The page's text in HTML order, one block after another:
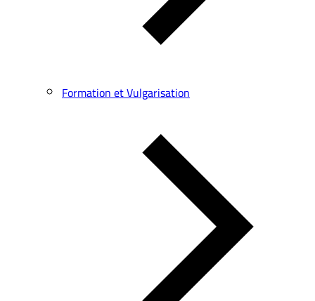
Formation et Vulgarisation